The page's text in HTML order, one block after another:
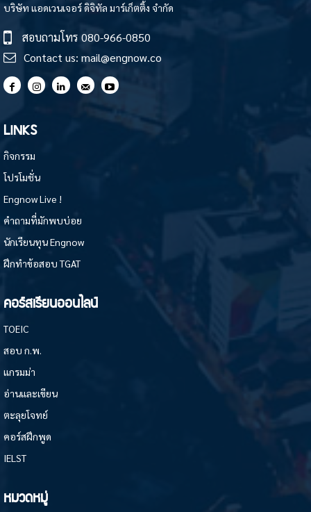
บริษัท แอดเวนเจอร์ ดิจิทัล มาร์เก็ตติ้ง จำกัด
สอบถามโทร 080-966-0850
Contact us: mail@engnow.co
LINKS
กิจกรรม
โปรโมชั่น
Engnow Live !
คำถามที่มักพบบ่อย
นักเรียนทุน Engnow
ฝึกทำข้อสอบ TGAT
คอร์สเรียนออนไลน์
TOEIC
สอบ ก.พ.
แกรมม่า
อ่านและเขียน
ตะลุยโจทย์
คอร์สฝึกพูด
IELST
หมวดหมู่